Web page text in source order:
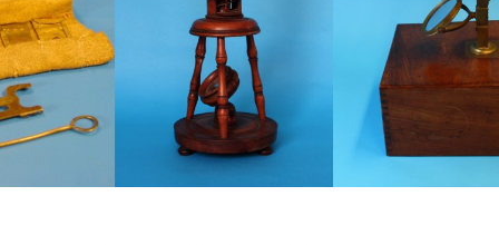
Bestuur
Vrijwilligers
Partners
Jaarverslagen
Microscopen